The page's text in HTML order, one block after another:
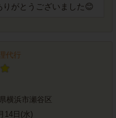
がとうございました😊
代行
横浜市瀬谷区
14日(水)